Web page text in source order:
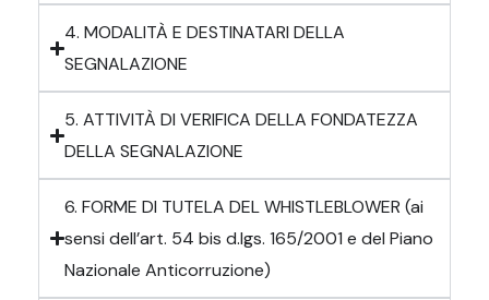
4. MODALITÀ E DESTINATARI DELLA
SEGNALAZIONE
5. ATTIVITÀ DI VERIFICA DELLA FONDATEZZA
DELLA SEGNALAZIONE
6. FORME DI TUTELA DEL WHISTLEBLOWER (ai
sensi dell’art. 54 bis d.lgs. 165/2001 e del Piano
Nazionale Anticorruzione)